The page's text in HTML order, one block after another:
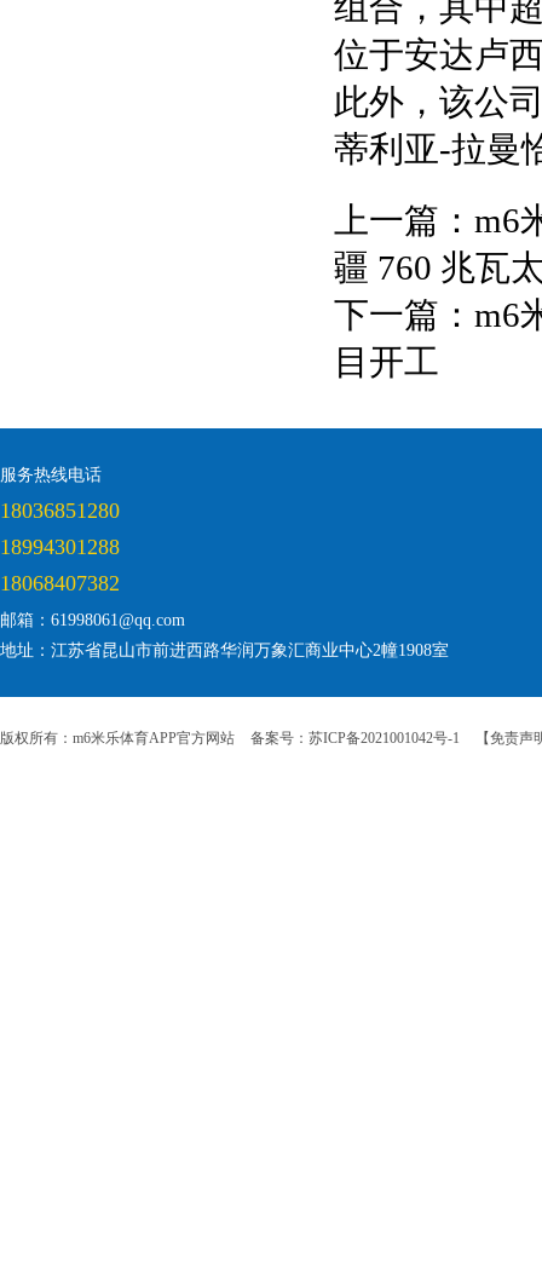
位于安达卢
此外，该公
蒂利亚-拉曼
上一篇： m6
疆 760 兆瓦
下一篇： m6
目开工
服务热线电话
18036851280
18994301288
18068407382
邮箱：61998061@qq.com
地址：江苏省昆山市前进西路华润万象汇商业中心2幢1908室
版权所有：m6米乐体育APP官方网站 备案号：苏ICP备2021001042号-1 【免责声